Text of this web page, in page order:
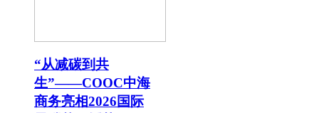
“从减碳到共
生”——COOC中海
商务亮相2026国际